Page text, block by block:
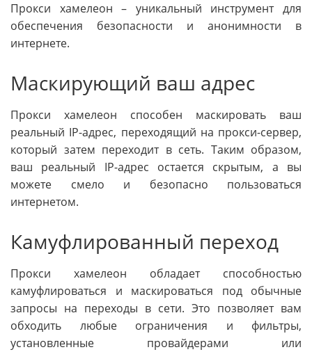
Прокси хамелеон – уникальный инструмент для
обеспечения безопасности и анонимности в
интернете.
Маскирующий ваш адрес
Прокси хамелеон способен маскировать ваш
реальный IP-адрес, переходящий на прокси-сервер,
который затем переходит в сеть. Таким образом,
ваш реальный IP-адрес остается скрытым, а вы
можете смело и безопасно пользоваться
интернетом.
Камуфлированный переход
Прокси хамелеон обладает способностью
камуфлироваться и маскироваться под обычные
запросы на переходы в сети. Это позволяет вам
обходить любые ограничения и фильтры,
установленные провайдерами или